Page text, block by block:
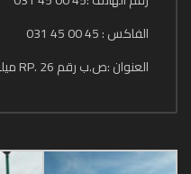
الفاكس : 45 00 45 031
العنوان :ص.ب رقم 26 .RP ميلة 43000 الجزائر